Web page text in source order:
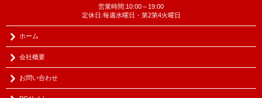
営業時間:10:00～19:00
定休日:毎週水曜日・第2第4火曜日
ホーム
会社概要
お問い合わせ